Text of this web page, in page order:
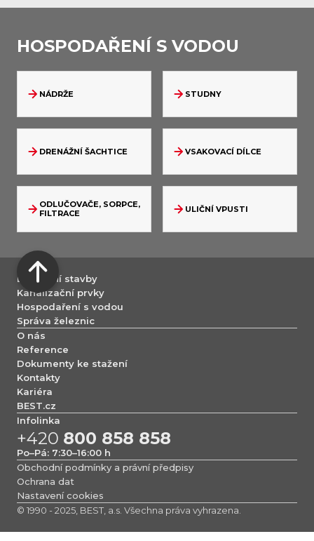
HOSPODAŘENÍ S VODOU
NÁDRŽE STUDNY
DRENÁŽNÍ ŠACHTICE VSAKOVACÍ DÍLCE
ODLUČOVAČE, SORPCE,
FILTRACE
ULIČNÍ VPUSTI
Dopravní stavby
Kanalizační prvky
Hospodaření s vodou
Správa železnic
O nás
Reference
Dokumenty ke stažení
Kontakty
Kariéra
BEST.cz
Obchodní podmínky a právní předpisy
Ochrana dat
Nastavení cookies
Infolinka
+420 800 858 858
Po–Pá: 7:30–16:00 h
© 1990 - 2025, BEST, a.s. Všechna práva vyhrazena.